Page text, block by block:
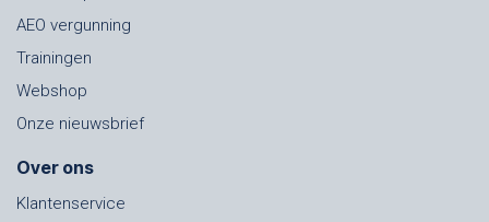
AEO vergunning
Trainingen
Webshop
Onze nieuwsbrief
Over ons
Klantenservice